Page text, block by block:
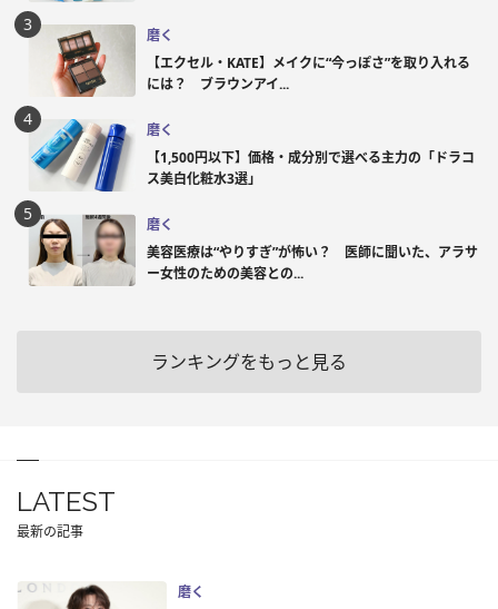
磨く
【エクセル・KATE】メイクに“今っぽさ”を取り入れる
には？ ブラウンアイ...
磨く
【1,500円以下】価格・成分別で選べる主力の「ドラコ
ス美白化粧水3選」
磨く
美容医療は“やりすぎ”が怖い？ 医師に聞いた、アラサ
ー女性のための美容との...
ランキングをもっと見る
LATEST
最新の記事
磨く